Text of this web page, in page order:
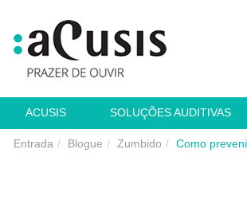
ACUSIS SOLUÇÕES AUDITIVAS
Entrada Blogue Zumbido Como